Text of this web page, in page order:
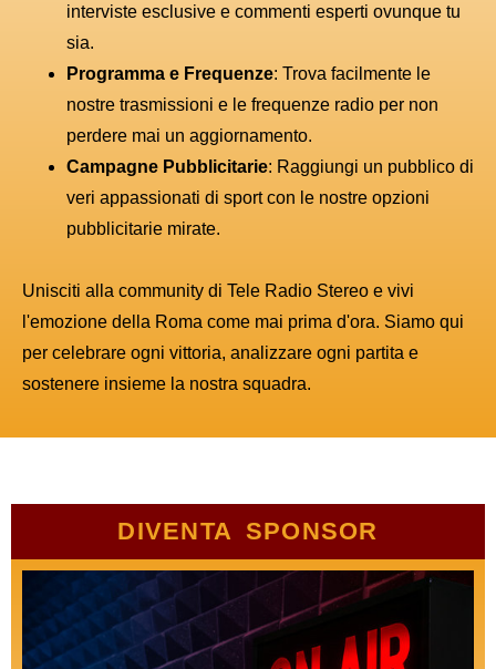
interviste esclusive e commenti esperti ovunque tu
sia.
Programma e Frequenze: Trova facilmente le
nostre trasmissioni e le frequenze radio per non
perdere mai un aggiornamento.
Campagne Pubblicitarie: Raggiungi un pubblico di
veri appassionati di sport con le nostre opzioni
pubblicitarie mirate.
Unisciti alla community di Tele Radio Stereo e vivi
l'emozione della Roma come mai prima d'ora. Siamo qui
per celebrare ogni vittoria, analizzare ogni partita e
sostenere insieme la nostra squadra.
DIVENTA SPONSOR